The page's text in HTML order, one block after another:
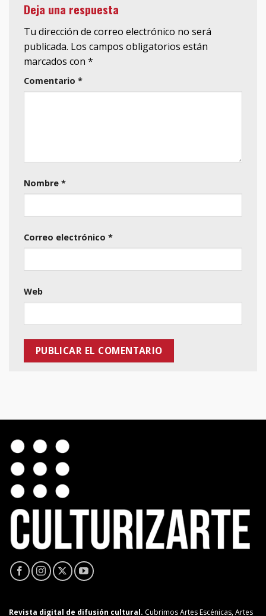
Deja una respuesta
Tu dirección de correo electrónico no será
publicada. Los campos obligatorios están
marcados con *
Comentario *
Nombre *
Correo electrónico *
Web
Revista digital de difusión cultural. Cubrimos Artes Escénicas, Artes